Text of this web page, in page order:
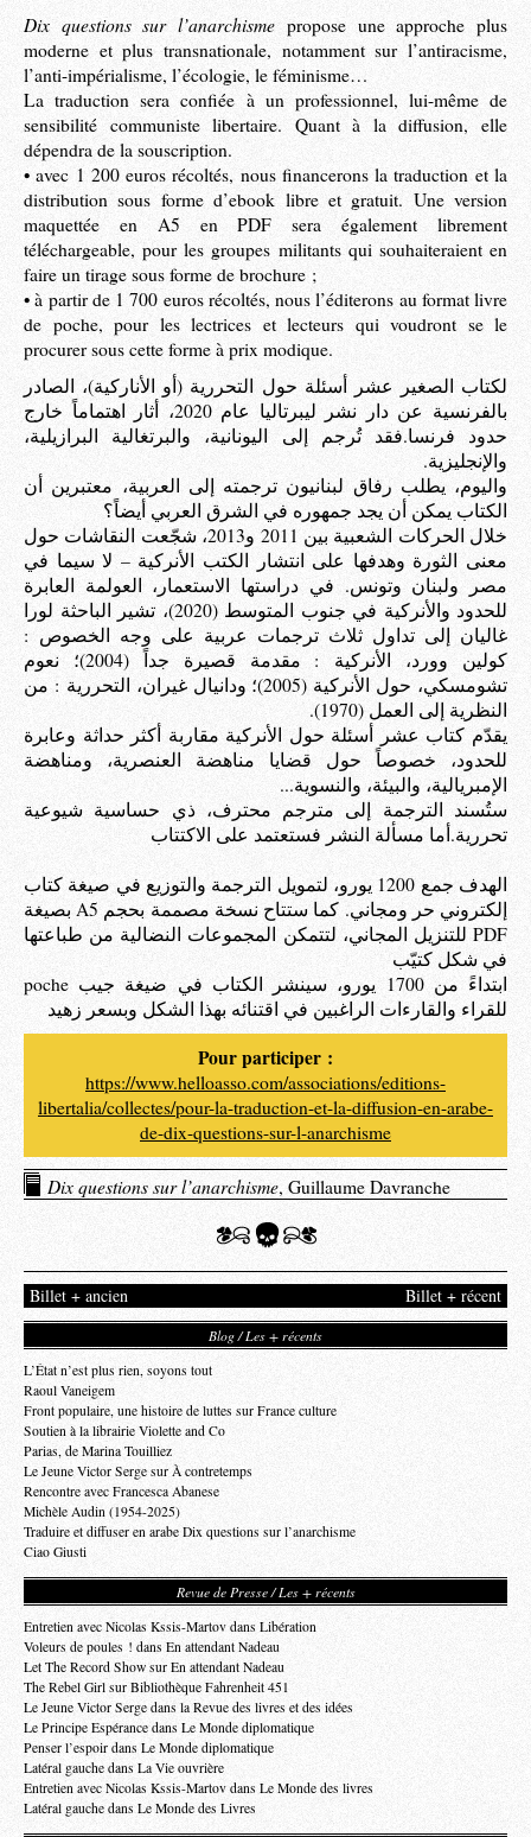
Dix questions sur l’anarchismepropose une approche plus
moderne et plus transnationale, notamment sur l’antiracisme,
l’anti-impérialisme, l’écologie, le féminisme…
La traduction sera confiée à un professionnel, lui-même de
sensibilité communiste libertaire. Quant à la diffusion, elle
dépendra de la souscription.
• avec 1 200 euros récoltés, nous financerons la traduction et la
distribution sous forme d’ebook libre et gratuit. Une version
maquettée en A5 en PDF sera également librement
téléchargeable, pour les groupes militants qui souhaiteraient en
faire un tirage sous forme de brochure ;
• à partir de 1 700 euros récoltés, nous l’éditerons au format livre
de poche, pour les lectrices et lecteurs qui voudront se le
procurer sous cette forme à prix modique.
لكتاب الصغير عشر أسئلة حول التحررية (أو الأناركية)، الصادر
بالفرنسية عن دار نشر ليبرتاليا عام 2020، أثار اهتماماً خارج
حدود فرنسا.فقد تُرجم إلى اليونانية، والبرتغالية البرازيلية،
والإنجليزية.
واليوم، يطلب رفاق لبنانيون ترجمته إلى العربية، معتبرين أن
الكتاب يمكن أن يجد جمهوره في الشرق العربي أيضاً؟
خلال الحركات الشعبية بين 2011 و2013، شجّعت النقاشات حول
معنى الثورة وهدفها على انتشار الكتب الأنركية – لا سيما في
مصر ولبنان وتونس. في دراستها الاستعمار، العولمة العابرة
للحدود والأنركية في جنوب المتوسط (2020)، تشير الباحثة لورا
غاليان إلى تداول ثلاث ترجمات عربية على وجه الخصوص :
كولين وورد، الأنركية : مقدمة قصيرة جداً (2004)؛ نعوم
تشومسكي، حول الأنركية (2005)؛ ودانيال غيران، التحررية : من
النظرية إلى العمل (1970).
يقدّم كتاب عشر أسئلة حول الأنركية مقاربة أكثر حداثة وعابرة
للحدود، خصوصاً حول قضايا مناهضة العنصرية، ومناهضة
الإمبريالية، والبيئة، والنسوية...
ستُسند الترجمة إلى مترجم محترف، ذي حساسية شيوعية
تحررية.أما مسألة النشر فستعتمد على الاكتتاب
الهدف جمع 1200 يورو، لتمويل الترجمة والتوزيع في صيغة كتاب
إلكتروني حر ومجاني. كما ستتاح نسخة مصممة بحجم A5 بصيغة
PDF للتنزيل المجاني، لتتمكن المجموعات النضالية من طباعتها
في شكل كتيّب
ابتداءً من 1700 يورو، سينشر الكتاب في ضيغة جيب poche
للقراء والقارءات الراغبين في اقتنائه بهذا الشكل وبسعر زهيد
Pour participer :
https://www.helloasso.com/associations/editions-
libertalia/collectes/pour-la-traduction-et-la-diffusion-en-arabe-
de-dix-questions-sur-l-anarchisme
Dix questions sur l’anarchisme, Guillaume Davranche
Billet + récent
Billet + ancien
Blog / Les + récents
L’État n’est plus rien, soyons tout
Raoul Vaneigem
Front populaire, une histoire de luttes sur France culture
Soutien à la librairie Violette and Co
Parias, de Marina Touilliez
Le Jeune Victor Serge sur À contretemps
Rencontre avec Francesca Abanese
Michèle Audin (1954-2025)
Traduire et diffuser en arabe Dix questions sur l’anarchisme
Ciao Giusti
Revue de Presse / Les + récents
Entretien avec Nicolas Kssis-Martov dans Libération
Voleurs de poules ! dans En attendant Nadeau
Let The Record Show sur En attendant Nadeau
The Rebel Girl sur Bibliothèque Fahrenheit 451
Le Jeune Victor Serge dans la Revue des livres et des idées
Le Principe Espérance dans Le Monde diplomatique
Penser l’espoir dans Le Monde diplomatique
Latéral gauche dans La Vie ouvrière
Entretien avec Nicolas Kssis-Martov dans Le Monde des livres
Latéral gauche dans Le Monde des Livres